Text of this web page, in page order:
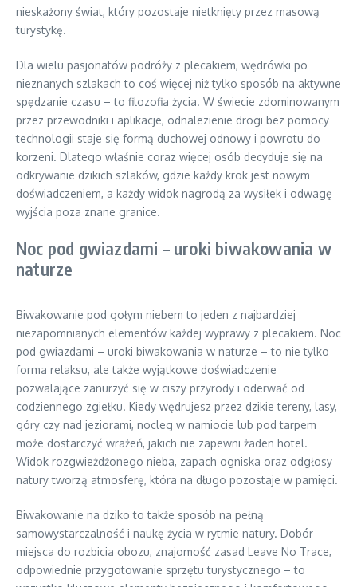
nieskażony świat, który pozostaje nietknięty przez masową
turystykę.
Dla wielu pasjonatów podróży z plecakiem, wędrówki po
nieznanych szlakach to coś więcej niż tylko sposób na aktywne
spędzanie czasu – to filozofia życia. W świecie zdominowanym
przez przewodniki i aplikacje, odnalezienie drogi bez pomocy
technologii staje się formą duchowej odnowy i powrotu do
korzeni. Dlatego właśnie coraz więcej osób decyduje się na
odkrywanie dzikich szlaków, gdzie każdy krok jest nowym
doświadczeniem, a każdy widok nagrodą za wysiłek i odwagę
wyjścia poza znane granice.
Noc pod gwiazdami – uroki biwakowania w
naturze
Biwakowanie pod gołym niebem to jeden z najbardziej
niezapomnianych elementów każdej wyprawy z plecakiem. Noc
pod gwiazdami – uroki biwakowania w naturze – to nie tylko
forma relaksu, ale także wyjątkowe doświadczenie
pozwalające zanurzyć się w ciszy przyrody i oderwać od
codziennego zgiełku. Kiedy wędrujesz przez dzikie tereny, lasy,
góry czy nad jeziorami, nocleg w namiocie lub pod tarpem
może dostarczyć wrażeń, jakich nie zapewni żaden hotel.
Widok rozgwieżdżonego nieba, zapach ogniska oraz odgłosy
natury tworzą atmosferę, która na długo pozostaje w pamięci.
Biwakowanie na dziko to także sposób na pełną
samowystarczalność i naukę życia w rytmie natury. Dobór
miejsca do rozbicia obozu, znajomość zasad Leave No Trace,
odpowiednie przygotowanie sprzętu turystycznego – to